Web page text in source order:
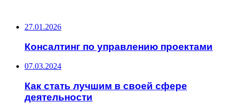
27.01.2026
Консалтинг по управлению проектами
07.03.2024
Как стать лучшим в своей сфере
деятельности